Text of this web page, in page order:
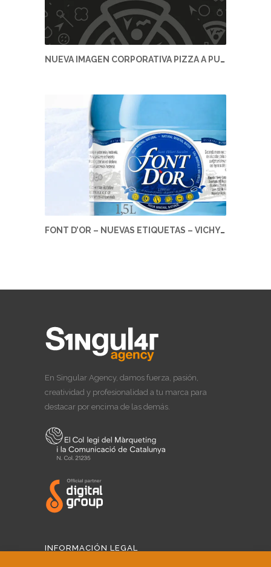
NUEVA IMAGEN CORPORATIVA PIZZA A PUNT – PIZZA A PUNT
FONT D’OR – NUEVAS ETIQUETAS – VICHY CATALAN CORPORATION
En Singular Agency, damos fuerza, pasión,
creatividad y profesionalidad a tu marca para
destacar por encima de las demás.
INFORMACIÓN LEGAL